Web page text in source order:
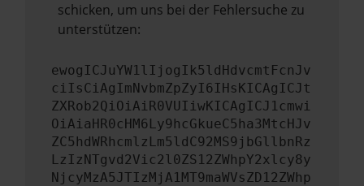
schicken, um uns bei der Fehlersuche zu
unterstützen:
ewogICJuYW1lIjogIk5ldHdvcmtFcnJv
ciIsCiAgImNvbmZpZyI6IHsKICAgICJt
ZXRob2QiOiAiR0VUIiwKICAgICJ1cmwi
OiAiaHR0cHM6Ly9hcGkueC5ha3MtcHJv
ZC5hdWRhcmlzLm5ldC92MS9jbGllbnRz
LzIzNTgvd2Vic2l0ZS12ZWhpY2xlcy8y
NjcyMzA5JTIzMjA1MT9maWVsZD12ZWhp